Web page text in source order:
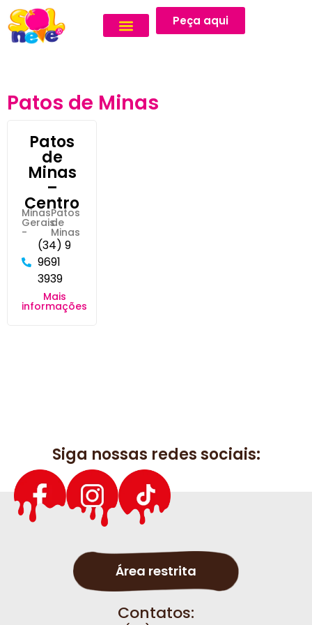
Peça aqui
Patos de Minas
Patos
de
Minas
–
Centro
Minas
Gerais
-
Patos
de
Minas
(34) 9
9691
3939
Mais
informações
Siga nossas redes sociais:
Área restrita
Contatos: